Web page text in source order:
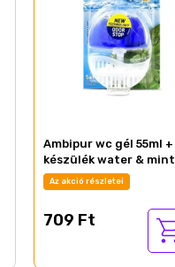
Ambipur wc gél 55ml +
készülék water & mint
Az akció részletei
709 Ft